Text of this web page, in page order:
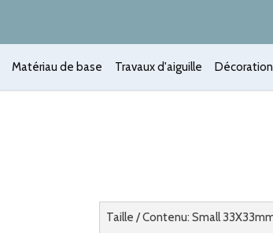
Matériau de base Travaux d'aiguille Décoration
Taille / Contenu: Small